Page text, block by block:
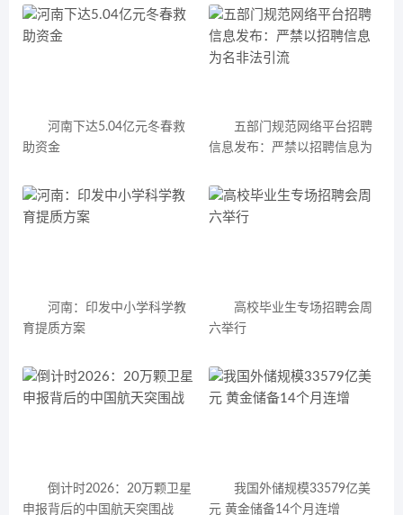
河南下达5.04亿元冬春救
助资金
五部门规范网络平台招聘
信息发布：严禁以招聘信息为
河南：印发中小学科学教
育提质方案
高校毕业生专场招聘会周
六举行
倒计时2026：20万颗卫星
申报背后的中国航天突围战
我国外储规模33579亿美
元 黄金储备14个月连增